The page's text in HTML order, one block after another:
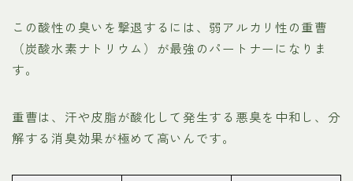
この酸性の臭いを撃退するには、弱アルカリ性の重曹
（炭酸水素ナトリウム）が最強のパートナーになりま
す。
重曹は、汗や皮脂が酸化して発生する悪臭を中和し、分
解する消臭効果が極めて高いんです。